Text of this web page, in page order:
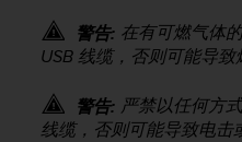
警告: 在有可燃气体
USB 线缆，否则可能导致
警告: 严禁以任何方
线缆，否则可能导致电击